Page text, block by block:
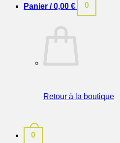
Panier /0,00 € 0
Retour à la boutique
0